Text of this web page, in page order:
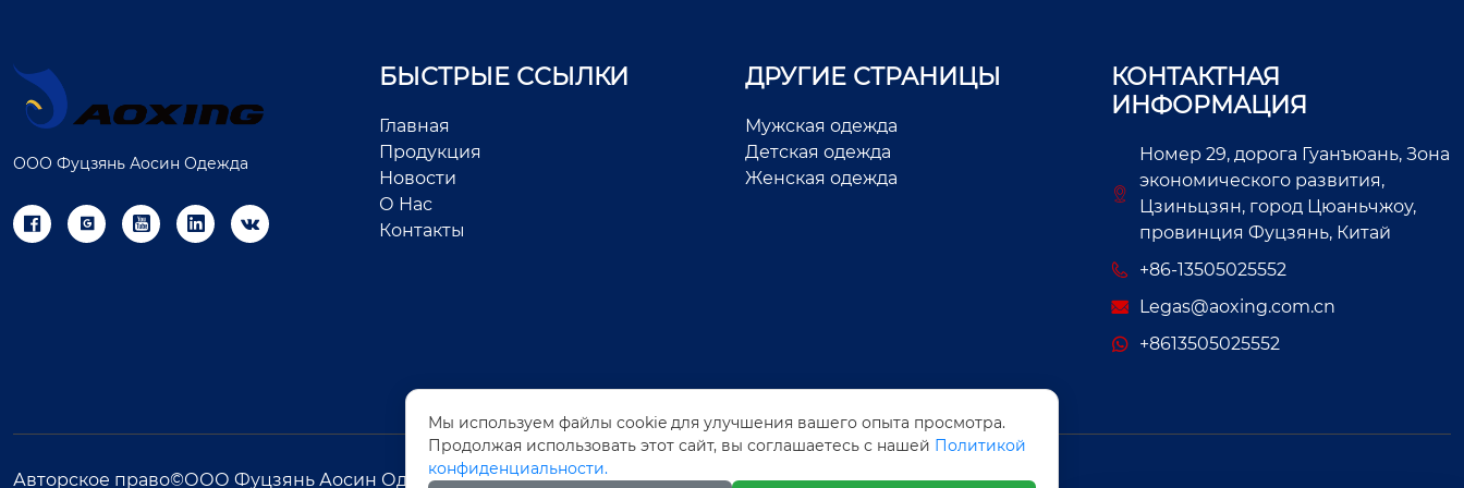
ООО Фуцзянь Аосин Одежда
    
БЫСТРЫЕ ССЫЛКИ
Главная
Продукция
Новости
О Нас
Контакты
ДРУГИЕ СТРАНИЦЫ
Мужская одежда
Детская одежда
Женская одежда
КОНТАКТНАЯ
ИНФОРМАЦИЯ
Номер 29, дорога Гуанъюань, Зона
экономического развития,
Цзиньцзян, город Цюаньчжоу,
провинция Фуцзянь, Китай
+86-13505025552
Legas@aoxing.com.cn
+8613505025552
Авторское право©ООО Фуцзянь Аосин Одежда
Мы используем файлы cookie для улучшения вашего опыта просмотра.
Продолжая использовать этот сайт, вы соглашаетесь с нашей Политикой
конфиденциальности.